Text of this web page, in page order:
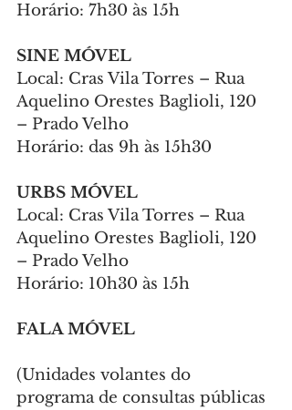
Horário: 7h30 às 15h
SINE MÓVEL
Local: Cras Vila Torres – Rua
Aquelino Orestes Baglioli, 120
– Prado Velho
Horário: das 9h às 15h30
URBS MÓVEL
Local: Cras Vila Torres – Rua
Aquelino Orestes Baglioli, 120
– Prado Velho
Horário: 10h30 às 15h
FALA MÓVEL
(Unidades volantes do
programa de consultas públicas